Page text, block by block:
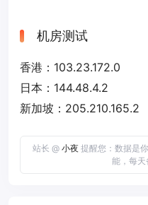
机房测试
香港：103.23.172.0
日本：144.48.4.2
新加坡：205.210.165.2
站长 @ 小夜 提醒您：数据是
能，每天